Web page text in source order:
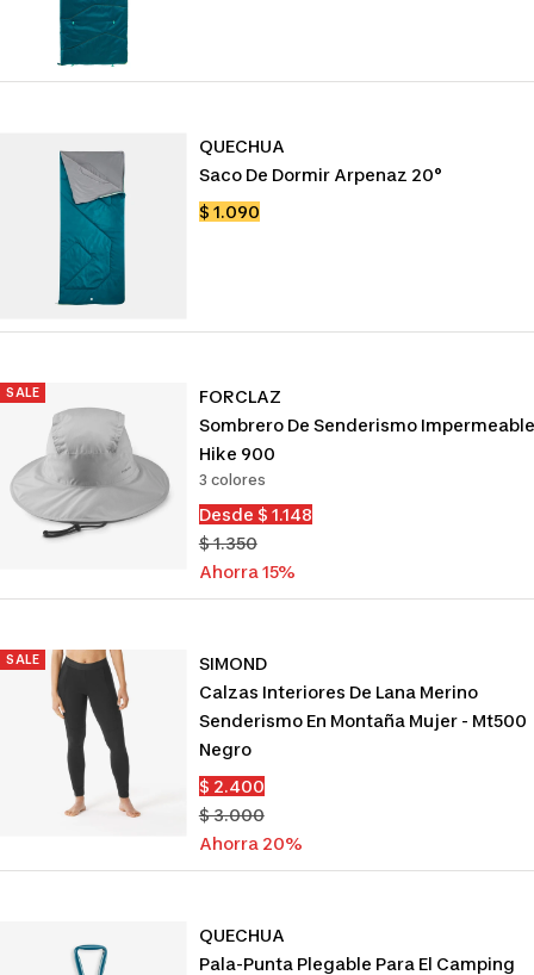
QUECHUA
Saco De Dormir Arpenaz 20°
Precio
$ 1.090
SALE
FORCLAZ
Sombrero De Senderismo Impermeable
Hike 900
3 colores
Precio
de
venta
Desde $ 1.148
Precio
normal
$ 1.350
Ahorra 15%
SALE
SIMOND
Calzas Interiores De Lana Merino
Senderismo En Montaña Mujer - Mt500
Negro
Precio
de
venta
$ 2.400
Precio
normal
$ 3.000
Ahorra 20%
QUECHUA
Pala-Punta Plegable Para El Camping